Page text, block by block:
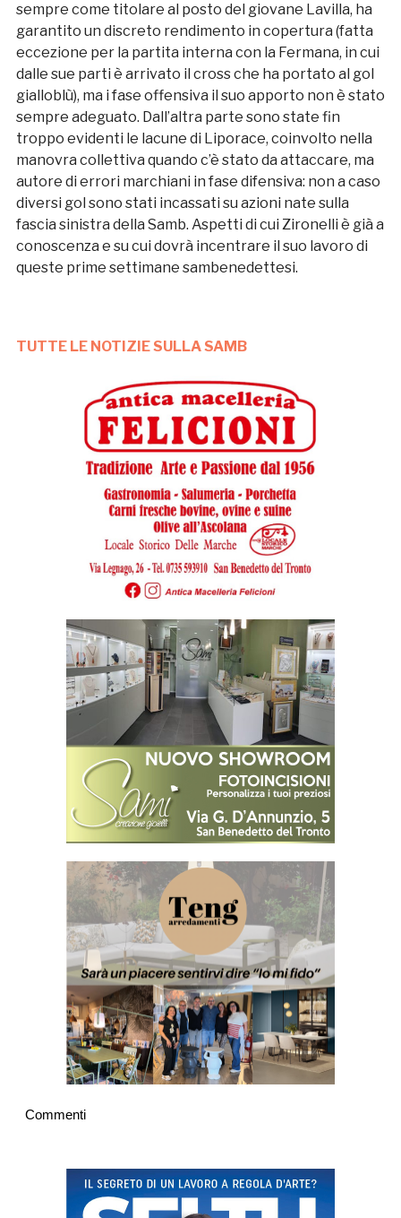
sempre come titolare al posto del giovane Lavilla, ha
garantito un discreto rendimento in copertura (fatta
eccezione per la partita interna con la Fermana, in cui
dalle sue parti è arrivato il cross che ha portato al gol
gialloblù), ma i fase offensiva il suo apporto non è stato
sempre adeguato. Dall’altra parte sono state fin
troppo evidenti le lacune di Liporace, coinvolto nella
manovra collettiva quando c’è stato da attaccare, ma
autore di errori marchiani in fase difensiva: non a caso
diversi gol sono stati incassati su azioni nate sulla
fascia sinistra della Samb. Aspetti di cui Zironelli è già a
conoscenza e su cui dovrà incentrare il suo lavoro di
queste prime settimane sambenedettesi.
TUTTE LE NOTIZIE SULLA SAMB
Commenti